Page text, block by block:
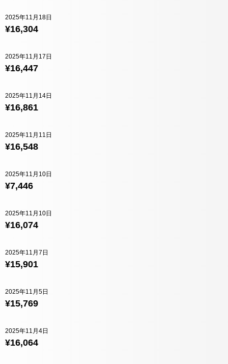
¥16,304
2025年11月18日
¥16,447
2025年11月17日
¥16,861
2025年11月14日
¥16,548
2025年11月11日
¥7,446
2025年11月10日
¥16,074
2025年11月10日
¥15,901
2025年11月7日
¥15,769
2025年11月5日
¥16,064
2025年11月4日